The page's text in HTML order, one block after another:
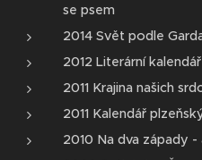
se psem
2014 Svět podle
2012 Literární
2011 Krajina našich
2011 Kalendář
2010 Na dva západy